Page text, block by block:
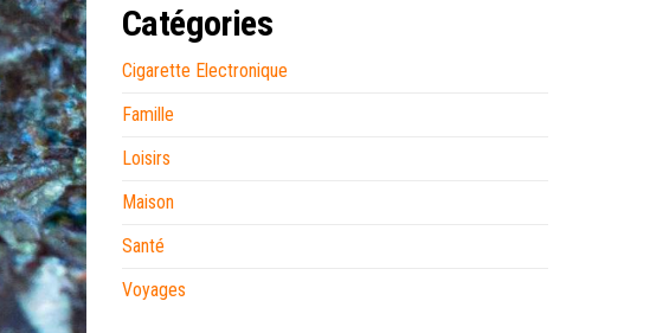
Catégories
Cigarette Electronique
Famille
Loisirs
Maison
Santé
Voyages